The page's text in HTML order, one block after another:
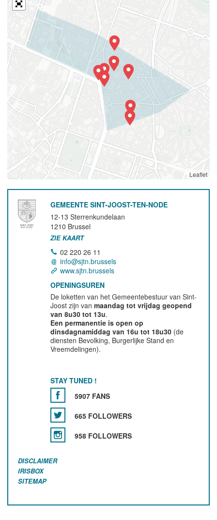
Leaflet
GEMEENTE SINT-JOOST-TEN-NODE
12-13 Sterrenkundelaan
1210 Brussel
ZIE KAART
02 220 26 11
info@sjtn.brussels
www.sjtn.brussels
OPENINGSUREN
De loketten van het Gemeentebestuur van Sint-
Joost zijn vanmaandag tot vrijdag geopend
van 8u30 tot 13u.
Een permanentie is open op
dinsdagnamiddag van 16u tot 18u30 (de
diensten Bevolking, Burgerlijke Stand en
Vreemdelingen).
STAY TUNED !
5907 FANS
665 FOLLOWERS
958 FOLLOWERS
DISCLAIMER
IRISBOX
SITEMAP